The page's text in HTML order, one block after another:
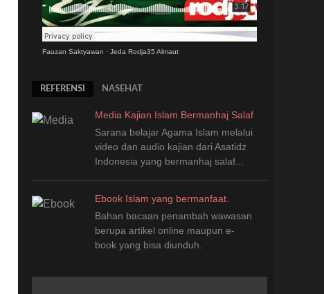
Fauzan Saktyawan · Jeda Rodja35 Almaut
REFERENSI NASEHAT
Media Kajian Islam Bermanhaj Salaf
Sarana belajar Agama Islam melalui
video dan audio kajian dari Asatidz
Indonesia yang bermanhaj salaf...
Ebook Islam yang bermanfaat.
Bahan bacaan penambah wawasan
berupa artikel online maupun e-
book yang bisa diunduh.